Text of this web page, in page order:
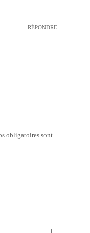
RÉPONDRE
obligatoires sont